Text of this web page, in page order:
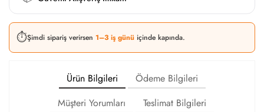
⏱️Şimdi sipariş verirsen 1–3 iş günü içinde kapında.
Ürün Bilgileri
Ödeme Bilgileri
Müşteri Yorumları
Teslimat Bilgileri